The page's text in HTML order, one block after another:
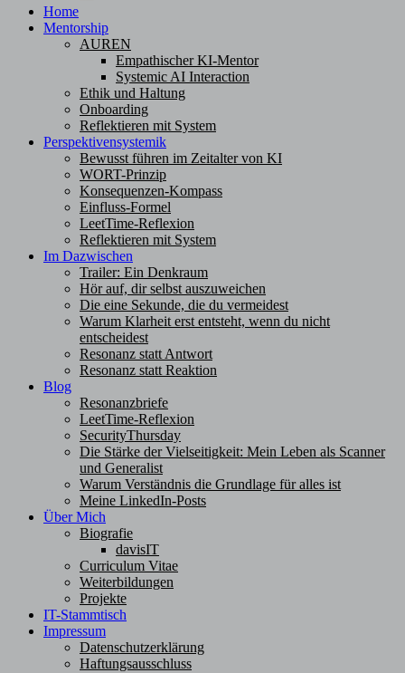
Home
Mentorship
AUREN
Empathischer KI-Mentor
Systemic AI Interaction
Ethik und Haltung
Onboarding
Reflektieren mit System
Perspektivensystemik
Bewusst führen im Zeitalter von KI
WORT-Prinzip
Konsequenzen-Kompass
Einfluss-Formel
LeetTime-Reflexion
Reflektieren mit System
Im Dazwischen
Trailer: Ein Denkraum
Hör auf, dir selbst auszuweichen
Die eine Sekunde, die du vermeidest
Warum Klarheit erst entsteht, wenn du nicht
entscheidest
Resonanz statt Antwort
Resonanz statt Reaktion
Blog
Resonanzbriefe
LeetTime-Reflexion
SecurityThursday
Die Stärke der Vielseitigkeit: Mein Leben als Scanner
und Generalist
Warum Verständnis die Grundlage für alles ist
Meine LinkedIn-Posts
Über Mich
Biografie
davisIT
Curriculum Vitae
Weiterbildungen
Projekte
IT-Stammtisch
Impressum
Datenschutzerklärung
Haftungsausschluss